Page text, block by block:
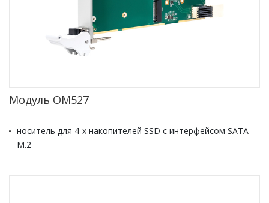
Модуль OM527
носитель для 4-х накопителей SSD с интерфейсом SATA
M.2